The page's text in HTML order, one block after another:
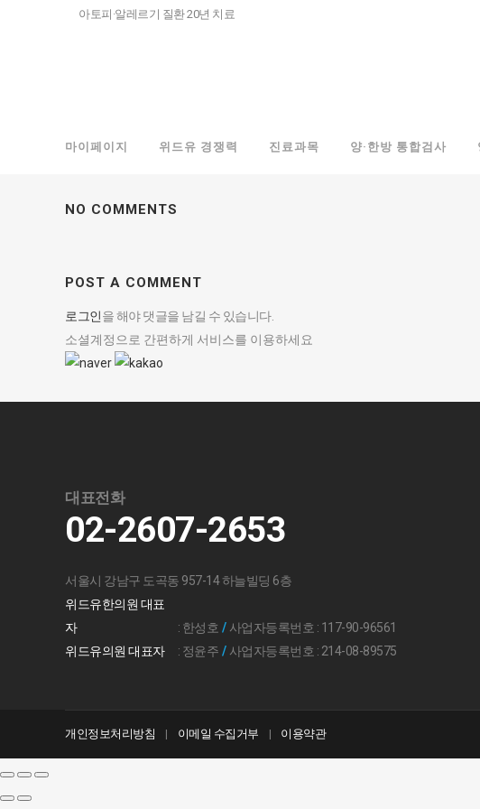
아토피·알레르기 질환 20년 치료
마이페이지 위드유 경쟁력 진료과목 양·한방 통합검사
NO COMMENTS
POST A COMMENT
로그인을 해야 댓글을 남길 수 있습니다.
소셜계정으로 간편하게 서비스를 이용하세요
대표전화
02-2607-2653
서울시 강남구 도곡동 957-14 하늘빌딩 6층
위드유한의원 대표
자
: 한성호 / 사업자등록번호 : 117-90-96561
위드유의원 대표자
: 정윤주 / 사업자등록번호 : 214-08-89575
개인정보처리방침 이메일 수집거부 이용약관